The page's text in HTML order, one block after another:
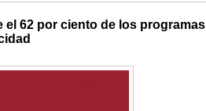
el 62 por ciento de los programas